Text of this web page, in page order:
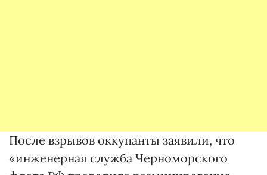
После взрывов оккупанты заявили, что
«инженерная служба Черноморского